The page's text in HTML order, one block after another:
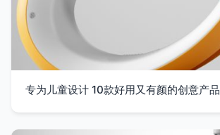
专为儿童设计 10款好用又有颜的创意产品